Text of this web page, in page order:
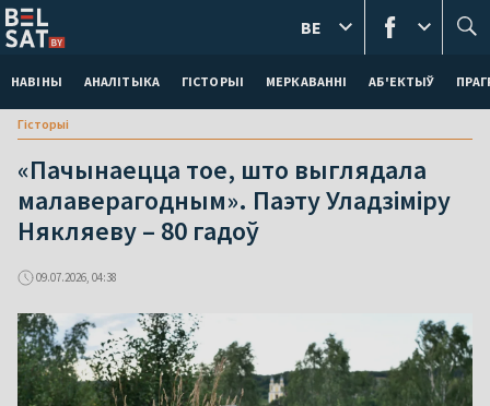
НАВІНЫ АНАЛІТЫКА ГІСТОРЫІ МЕРКАВАННI АБ'ЕКТЫЎ
BE
Гісторыі
«Пачынаецца тое, што выглядала
малаверагодным». Паэту Уладзіміру
Някляеву – 80 гадоў
09.07.2026, 04:38